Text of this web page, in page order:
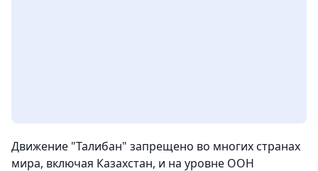
Движение "Талибан" запрещено во многих странах
мира, включая Казахстан, и на уровне ООН